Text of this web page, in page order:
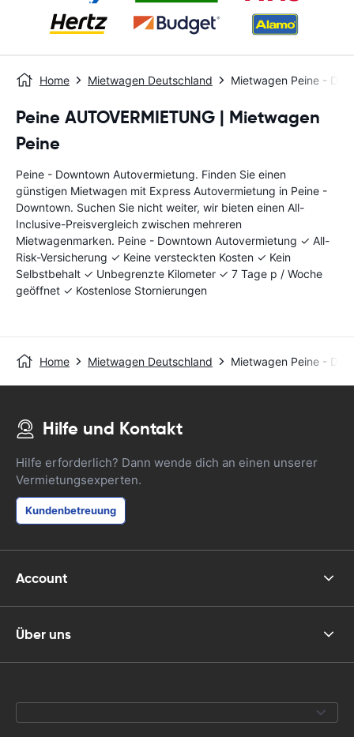
Home Mietwagen Deutschland Mietwagen Peine -
Peine AUTOVERMIETUNG | Mietwagen
Peine
Peine - Downtown Autovermietung. Finden Sie einen
günstigen Mietwagen mit Express Autovermietung in Peine -
Downtown. Suchen Sie nicht weiter, wir bieten einen All-
Inclusive-Preisvergleich zwischen mehreren
Mietwagenmarken. Peine - Downtown Autovermietung ✓ All-
Risk-Versicherung ✓ Keine versteckten Kosten ✓ Kein
Selbstbehalt ✓ Unbegrenzte Kilometer ✓ 7 Tage p / Woche
geöffnet ✓ Kostenlose Stornierungen
Home Mietwagen Deutschland Mietwagen Peine -
Hilfe und Kontakt
Hilfe erforderlich? Dann wende dich an einen unserer
Vermietungsexperten.
Kundenbetreuung
Account
Über uns